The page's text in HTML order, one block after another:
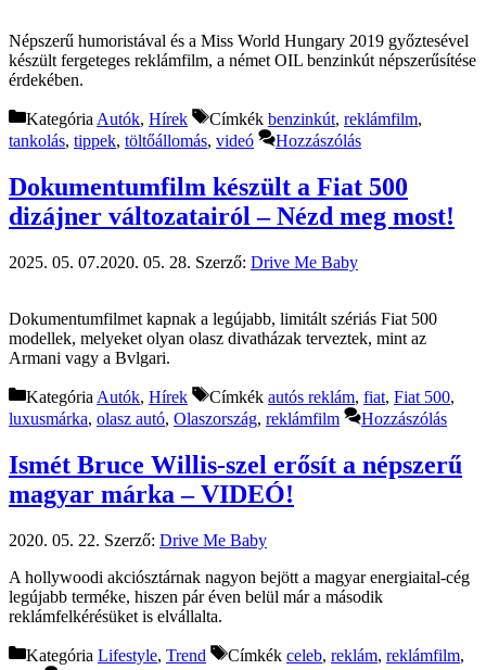
Népszerű humoristával és a Miss World Hungary 2019 győztesével
készült fergeteges reklámfilm, a német OIL benzinkút népszerűsítése
érdekében.
Kategória Autók, Hírek Címkék benzinkút, reklámfilm,
tankolás, tippek, töltőállomás, videó Hozzászólás
Dokumentumfilm készült a Fiat 500
dizájner változatairól – Nézd meg most!
2025. 05. 07.2020. 05. 28. Szerző: Drive Me Baby
Dokumentumfilmet kapnak a legújabb, limitált szériás Fiat 500
modellek, melyeket olyan olasz divatházak terveztek, mint az
Armani vagy a Bvlgari.
Kategória Autók, Hírek Címkék autós reklám, fiat, Fiat 500,
luxusmárka, olasz autó, Olaszország, reklámfilm Hozzászólás
Ismét Bruce Willis-szel erősít a népszerű
magyar márka – VIDEÓ!
2020. 05. 22. Szerző: Drive Me Baby
A hollywoodi akciósztárnak nagyon bejött a magyar energiaital-cég
legújabb terméke, hiszen pár éven belül már a második
reklámfelkérésüket is elvállalta.
Kategória Lifestyle, Trend Címkék celeb, reklám, reklámfilm,